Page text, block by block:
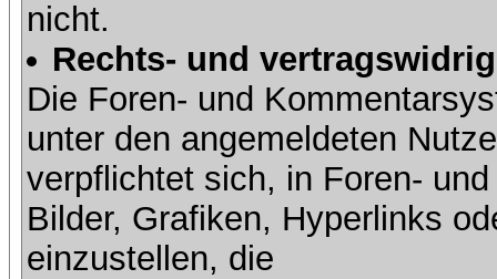
nicht.
Rechts- und
Die Foren- und
unter den angemeldeten
verpflichtet sich, in Foren-
Bilder, Grafiken, Hyperlinks
einzustellen, die